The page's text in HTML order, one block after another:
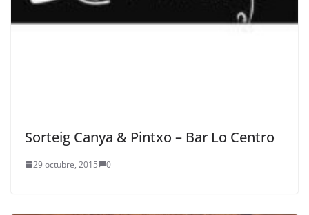
Sorteig Canya & Pintxo – Bar Lo Centro
29 octubre, 2015 0